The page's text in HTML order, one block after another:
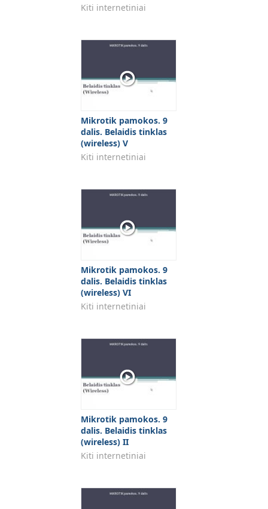
Kiti internetiniai
Mikrotik pamokos. 9
dalis. Belaidis tinklas
(wireless) V
Kiti internetiniai
Mikrotik pamokos. 9
dalis. Belaidis tinklas
(wireless) VI
Kiti internetiniai
Mikrotik pamokos. 9
dalis. Belaidis tinklas
(wireless) II
Kiti internetiniai